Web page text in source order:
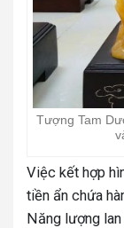
Tượng Tam
Việc kết hợp
tiền ẩn chứa
Năng lượng